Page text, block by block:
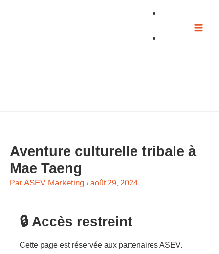
Aventure culturelle tribale à
Mae Taeng
Par ASEV Marketing /août 29, 2024
🔒 Accès restreint
Cette page est réservée aux partenaires ASEV.